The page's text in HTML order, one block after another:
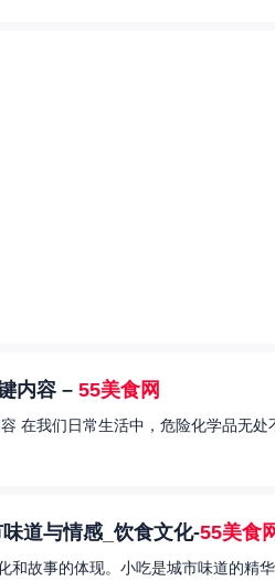
内容 – 55美食网
在我们日常生活中，危险化学品无
道与情感_饮食文化-55美食
和故事的体现。小吃是城市味道的精